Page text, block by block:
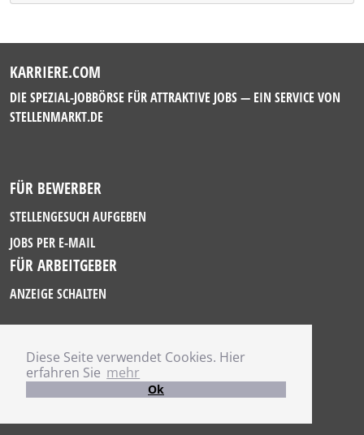
Diese Seite verwendet Cookies. Hier
erfahren Sie mehr
Ok
KARRIERE.COM
DIE SPEZIAL-JOBBÖRSE FÜR ATTRAKTIVE JOBS — EIN SERVICE VON
STELLENMARKT.DE
FÜR BEWERBER
STELLENGESUCH AUFGEBEN
JOBS PER E-MAIL
FÜR ARBEITGEBER
ANZEIGE SCHALTEN
IMPRESSUM
DATENSCHUTZ